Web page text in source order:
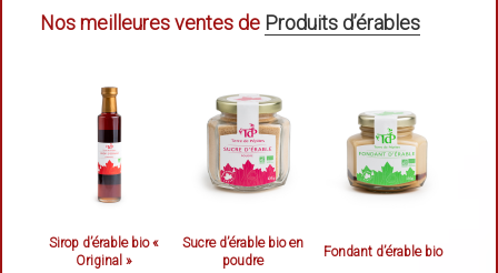
Nos meilleures ventes de Produits d’érables
Sirop d’érable bio «
Original »
Sucre d’érable bio en
poudre
Fondant d’érable bio